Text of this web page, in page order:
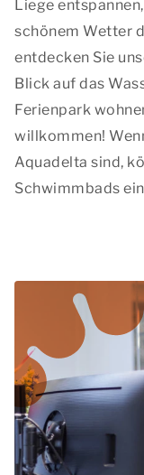
Liege
schönem Wetter
entdecken Sie
Blick auf das
Ferienpark
willkommen!
Aquadelta sind,
Schwimmbads